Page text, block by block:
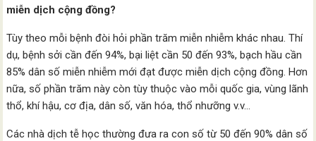
miễn dịch cộng đồng?
Tùy theo mỗi bệnh đòi hỏi phần trăm miễn nhiễm khác nhau. Thí
dụ, bệnh sởi cần đến 94%, bại liệt cần 50 đến 93%, bạch hầu cần
85% dân số miễn nhiễm mới đạt được miễn dịch cộng đồng. Hơn
nữa, số phần trăm này còn tùy thuộc vào mỗi quốc gia, vùng lãnh
thổ, khí hậu, cơ địa, dân số, văn hóa, thổ nhưỡng v.v…
Các nhà dịch tễ học thường đưa ra con số từ 50 đến 90% dân số